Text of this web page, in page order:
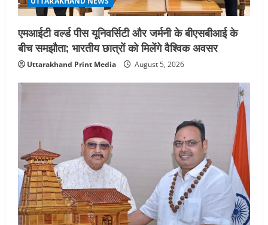
एमआईटी वर्ल्ड पीस यूनिवर्सिटी और जर्मनी के बीएसबीआई के
बीच समझौता; भारतीय छात्रों को मिलेंगे वैश्विक अवसर
Uttarakhand Print Media August 5, 2026